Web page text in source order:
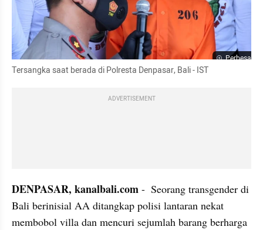
Perbesar
Tersangka saat berada di Polresta Denpasar, Bali - IST
ADVERTISEMENT
DENPASAR, kanalbali.com -  Seorang transgender di
Bali berinisial AA ditangkap polisi lantaran nekat
membobol villa dan mencuri sejumlah barang berharga